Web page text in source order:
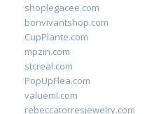
shoplegacee.com
bonvivantshop.com
CupPlante.com
mpzin.com
stcreal.com
PopUpFlea.com
valueml.com
rebeccatorresjewelry.com